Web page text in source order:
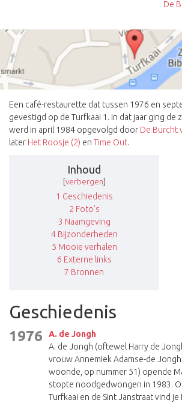
De
Een café-restaurette dat tussen 1976 en
gevestigd op de Turfkaai 1. In dat jaar ging de
werd in april 1984 opgevolgd door De Burcht
later Het Roosje (2) en Time Out.
Inhoud
verbergen
1 Geschiedenis
2 Foto's
3 Naamgeving
4 Bijzonderheden
5 Mooie verhalen
6 Externe links
7 Bronnen
Geschiedenis
1976
A. de Jongh
A. de Jongh (oftewel Harry de
vrouw Annemiek Adamse-de
woonde, op nummer 51) opende
stopte noodgedwongen in 1983.
Turfkaai en de Sint Janstraat vind je